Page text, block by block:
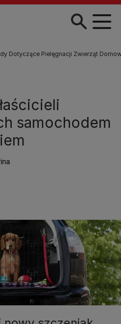
Dotyczące Pielęgnacji Zwierząt
samochodem